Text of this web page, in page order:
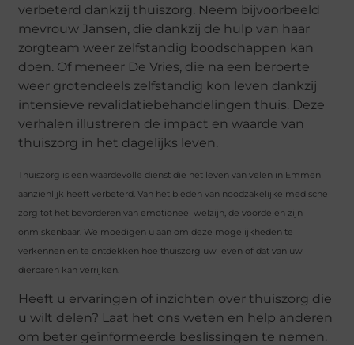
verbeterd dankzij thuiszorg. Neem bijvoorbeeld
mevrouw Jansen, die dankzij de hulp van haar
zorgteam weer zelfstandig boodschappen kan
doen. Of meneer De Vries, die na een beroerte
weer grotendeels zelfstandig kon leven dankzij
intensieve revalidatiebehandelingen thuis. Deze
verhalen illustreren de impact en waarde van
thuiszorg in het dagelijks leven.
Thuiszorg is een waardevolle dienst die het leven van velen in Emmen
aanzienlijk heeft verbeterd. Van het bieden van noodzakelijke medische
zorg tot het bevorderen van emotioneel welzijn, de voordelen zijn
onmiskenbaar. We moedigen u aan om deze mogelijkheden te
verkennen en te ontdekken hoe thuiszorg uw leven of dat van uw
dierbaren kan verrijken.
Heeft u ervaringen of inzichten over thuiszorg die
u wilt delen? Laat het ons weten en help anderen
om beter geïnformeerde beslissingen te nemen.